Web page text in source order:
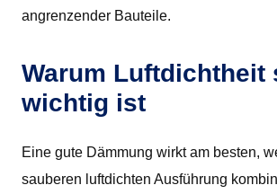
angrenzender Bauteile.
Warum Luftdichtheit
wichtig ist
Eine gute Dämmung wirkt am besten,
sauberen luftdichten Ausführung